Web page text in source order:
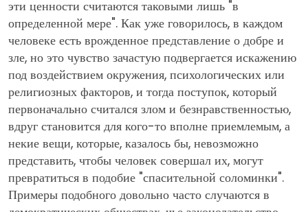
эти ценности считаются таковыми лишь "в
определенной мере". Как уже говорилось, в каждом
человеке есть врожденное представление о добре и
зле, но это чувство зачастую подвергается искажению
под воздействием окружения, психологических или
религиозных факторов, и тогда поступок, который
первоначально считался злом и безнравственностью,
вдруг становится для кого-то вполне приемлемым, а
некие вещи, которые, казалось бы, невозможно
представить, чтобы человек совершал их, могут
превратиться в подобие "спасительной соломинки".
Примеры подобного довольно часто случаются в